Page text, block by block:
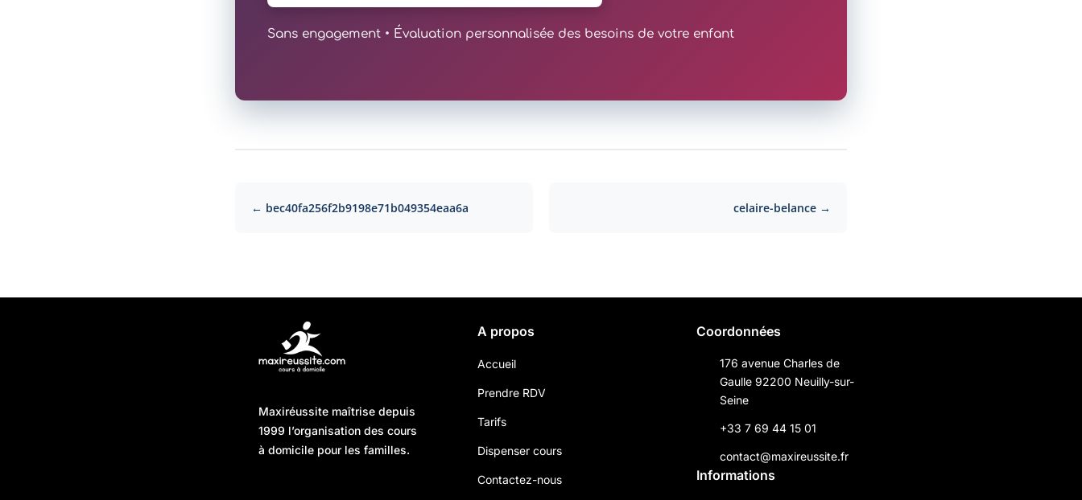
Sans engagement • Évaluation personnalisée des besoins de votre enfant
← bec40fa256f2b9198e71b049354eaa6a celaire-belance →
Maxiréussite maîtrise depuis
1999 l’organisation des cours
à domicile pour les familles.
A propos
Accueil
Prendre RDV
Tarifs
Dispenser cours
Contactez-nous
Coordonnées
176 avenue Charles de
Gaulle 92200 Neuilly-sur-
Seine
+33 7 69 44 15 01
contact@maxireussite.fr
Informations